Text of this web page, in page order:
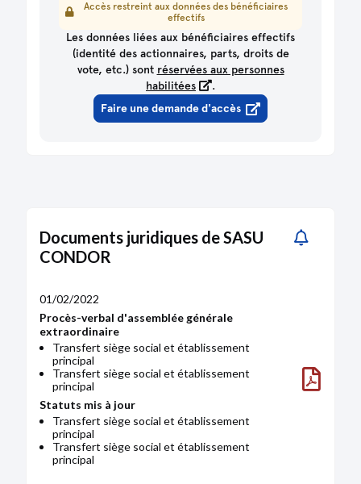
Accès restreint aux données des bénéficiaires
effectifs
Les données liées aux bénéficiaires effectifs
(identité des actionnaires, parts, droits de
vote, etc.) sont réservées aux personnes
habilitées
.
Faire une demande d'accès
Documents juridiques de SASU
CONDOR
Procès-verbal d'assemblée générale
extraordinaire
Transfert siège social et établissement
principal
Transfert siège social et établissement
principal
Statuts mis à jour
Transfert siège social et établissement
principal
Transfert siège social et établissement
principal
01/02/2022